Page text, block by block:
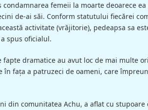
femeii la moarte deoarece
de-ai săi. Conform statutului fiecărei
activitate (vrăjitorie), pedeapsa sa
spus oficialul.
dramatice au avut loc de mai multe
fața a patruzeci de oameni, care
din comunitatea Achu, a aflat cu stupoare